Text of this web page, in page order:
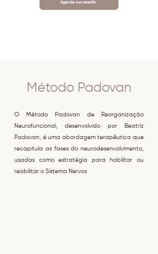
Agende sua sessão
Método Padovan
O Método Padovan de Reorganização
Neurofuncional, desenvolvido por Beatriz
Padovan, é uma abordagem terapêutica que
recapitula as fases do neurodesenvolvimento,
usadas como estratégia para habilitar ou
reabilitar o Sistema Nervos